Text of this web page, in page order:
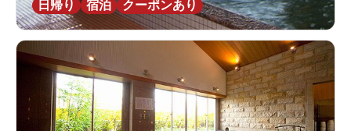
日帰り
宿泊 クーポンあり